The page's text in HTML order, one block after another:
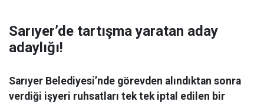
Sarıyer’de tartışma yaratan aday
adaylığı!
Sarıyer Belediyesi’nde görevden alındıktan sonra
verdiği işyeri ruhsatları tek tek iptal edilen bir